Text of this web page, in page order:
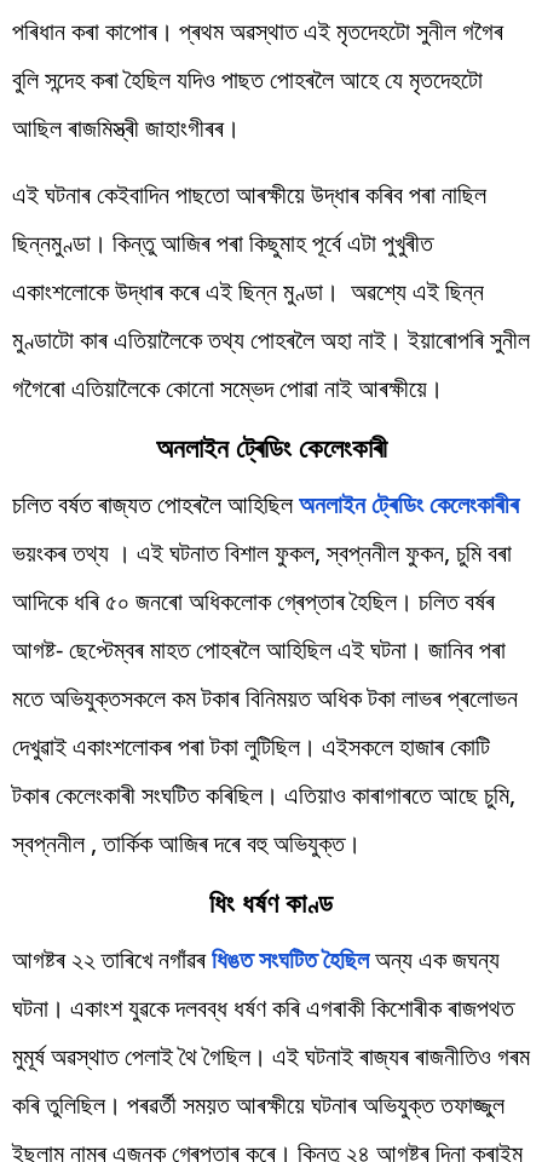
পৰিধান কৰা কাপোৰ। প্ৰথম অৱস্থাত এই মৃতদেহটো সুনীল গগৈৰ
বুলি সন্দেহ কৰা হৈছিল যদিও পাছত পোহৰলৈ আহে যে মৃতদেহটো
আছিল ৰাজমিস্ত্ৰী জাহাংগীৰৰ।
এই ঘটনাৰ কেইবাদিন পাছতো আৰক্ষীয়ে উদ্ধাৰ কৰিব পৰা নাছিল
ছিন্নমুণ্ডা। কিন্তু আজিৰ পৰা কিছুমাহ পূৰ্বে এটা পুখুৰীত
একাংশলোকে উদ্ধাৰ কৰে এই ছিন্ন মুণ্ডা। অৱশ্যে এই ছিন্ন
মুণ্ডাটো কাৰ এতিয়ালৈকে তথ্য পোহৰলৈ অহা নাই। ইয়াৰোপৰি সুনীল
গগৈৰো এতিয়ালৈকে কোনো সম্ভেদ পোৱা নাই আৰক্ষীয়ে।
অনলাইন ট্ৰেডিং কেলেংকাৰী
চলিত বৰ্ষত ৰাজ্যত পোহৰলৈ আহিছিলঅনলাইন ট্ৰেডিং কেলেংকাৰীৰ
ভয়ংকৰ তথ্য । এই ঘটনাত বিশাল ফুকল, স্বপ্ননীল ফুকন, চুমি বৰা
আদিকে ধৰি ৫০ জনৰো অধিকলোক গ্ৰেপ্তাৰ হৈছিল। চলিত বৰ্ষৰ
আগষ্ট- ছেপ্টেম্বৰ মাহত পোহৰলৈ আহিছিল এই ঘটনা। জানিব পৰা
মতে অভিযুক্তসকলে কম টকাৰ বিনিময়ত অধিক টকা লাভৰ প্ৰলোভন
দেখুৱাই একাংশলোকৰ পৰা টকা লুটিছিল। এইসকলে হাজাৰ কোটি
টকাৰ কেলেংকাৰী সংঘটিত কৰিছিল। এতিয়াও কাৰাগাৰতে আছে চুমি,
স্বপ্ননীল , তাৰ্কিক আজিৰ দৰে বহু অভিযুক্ত।
ধিং ধৰ্ষণ কাণ্ড
আগষ্টৰ ২২ তাৰিখে নগাঁৱৰধিঙত সংঘটিত হৈছিলঅন্য এক জঘন্য
ঘটনা। একাংশ যুৱকে দলবব্ধ ধৰ্ষণ কৰি এগৰাকী কিশোৰীক ৰাজপথত
মুমূৰ্ষ অৱস্থাত পেলাই থৈ গৈছিল। এই ঘটনাই ৰাজ্যৰ ৰাজনীতিও গৰম
কৰি তুলিছিল। পৰৱৰ্তী সময়ত আৰক্ষীয়ে ঘটনাৰ অভিযুক্ত তফাজ্জুল
ইছলাম নামৰ এজনক গ্ৰেপ্তাৰ কৰে। কিন্তু ২৪ আগষ্টৰ দিনা ক্ৰাইম